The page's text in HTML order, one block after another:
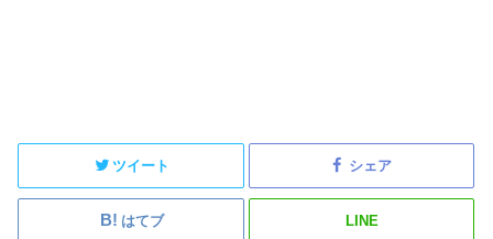
ツイート シェア
はてブ LINE